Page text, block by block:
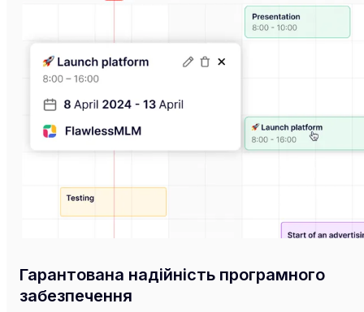
Гарантована надійність програмного
забезпечення